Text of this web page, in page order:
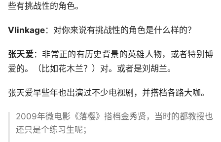
些有挑战性的角色。
Vlinkage：对你来说有挑战性的角色是什么样的？
张天爱：非常正的有历史背景的英雄人物，或者特别博
爱的。（比如花木兰？）对。或者是刘胡兰。
张天爱早些年也出演过不少电视剧，并搭档各路大咖。
2009年微电影《落樱》搭档金秀贤，当时的都教授也
还只是个练习生呢；